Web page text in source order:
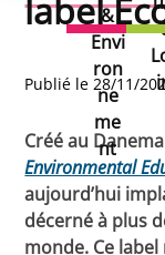
&
Envi
ron
ne
me
nt
label
Publié le 28/11/
Créé au
Environmental
aujourd’hui
décerné à plus
monde. Ce